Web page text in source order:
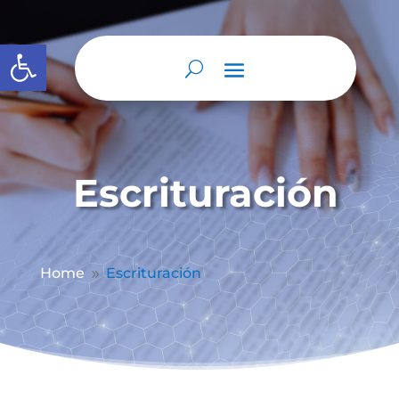
Abrir barra de herramientas
Escrituración
Home 9 Escrituración